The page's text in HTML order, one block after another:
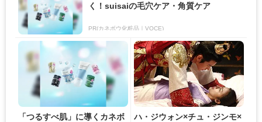
く！suisaiの毛穴ケア・角質ケア
PR(カネボウ化粧品｜VOCE)
「つるすべ肌」に導くカネボ
ハ・ジウォン×チュ・ジンモ×